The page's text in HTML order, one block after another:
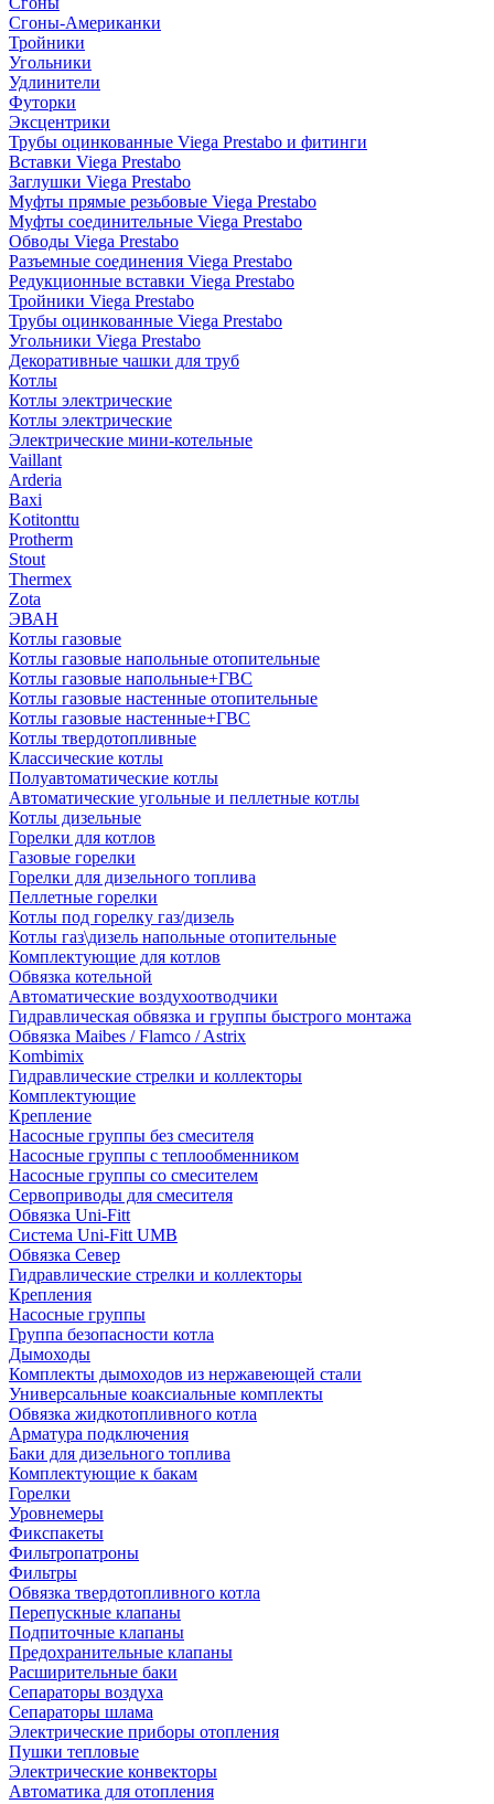
Сгоны-Американки
Тройники
Угольники
Удлинители
Футорки
Эксцентрики
Трубы оцинкованные Viega Prestabo и фитинги
Вставки Viega Prestabo
Заглушки Viega Prestabo
Муфты прямые резьбовые Viega Prestabo
Муфты соединительные Viega Prestabo
Обводы Viega Prestabo
Разъемные соединения Viega Prestabo
Редукционные вставки Viega Prestabo
Тройники Viega Prestabo
Трубы оцинкованные Viega Prestabo
Угольники Viega Prestabo
Декоративные чашки для труб
Котлы
Котлы электрические
Котлы электрические
Электрические мини-котельные
Vaillant
Arderia
Baxi
Kotitonttu
Protherm
Stout
Thermex
Zota
ЭВАН
Котлы газовые
Котлы газовые напольные отопительные
Котлы газовые напольные+ГВС
Котлы газовые настенные отопительные
Котлы газовые настенные+ГВС
Котлы твердотопливные
Классические котлы
Полуавтоматические котлы
Автоматические угольные и пеллетные котлы
Котлы дизельные
Горелки для котлов
Газовые горелки
Горелки для дизельного топлива
Пеллетные горелки
Котлы под горелку газ/дизель
Котлы газ\дизель напольные отопительные
Комплектующие для котлов
Обвязка котельной
Автоматические воздухоотводчики
Гидравлическая обвязка и группы быстрого монтажа
Обвязка Maibes / Flamco / Astrix
Kombimix
Гидравлические стрелки и коллекторы
Комплектующие
Крепление
Насосные группы без смесителя
Насосные группы с теплообменником
Насосные группы со смесителем
Сервоприводы для смесителя
Обвязка Uni-Fitt
Система Uni-Fitt UMB
Обвязка Север
Гидравлические стрелки и коллекторы
Крепления
Насосные группы
Группа безопасности котла
Дымоходы
Комплекты дымоходов из нержавеющей стали
Универсальные коаксиальные комплекты
Обвязка жидкотопливного котла
Арматура подключения
Баки для дизельного топлива
Комплектующие к бакам
Горелки
Уровнемеры
Фикспакеты
Фильтропатроны
Фильтры
Обвязка твердотопливного котла
Перепускные клапаны
Подпиточные клапаны
Предохранительные клапаны
Расширительные баки
Сепараторы воздуха
Сепараторы шлама
Электрические приборы отопления
Пушки тепловые
Электрические конвекторы
Автоматика для отопления